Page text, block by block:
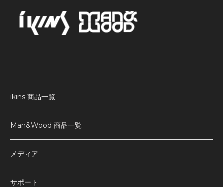
ikins 商品一覧
Man&Wood 商品一覧
メディア
サポート